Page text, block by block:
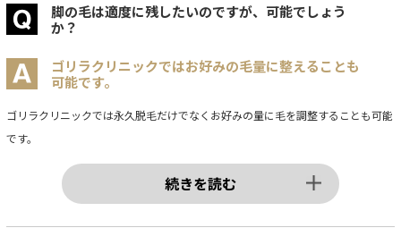
脚の毛は適度に残したいのですが、可能でしょう
か？
ゴリラクリニックではお好みの毛量に整えることも
可能です。
ゴリラクリニックでは永久脱毛だけでなくお好みの量に毛を調整することも可能
です。
続きを読む